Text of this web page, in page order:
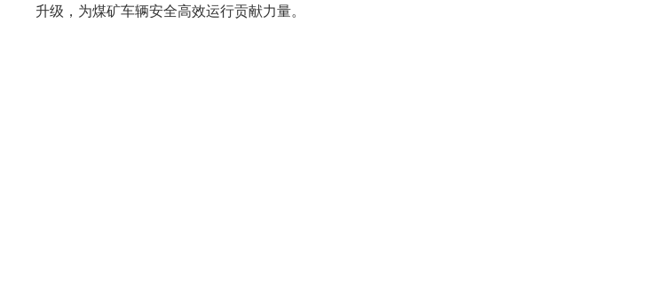
升级，为煤矿车辆安全高效运行贡献力量。